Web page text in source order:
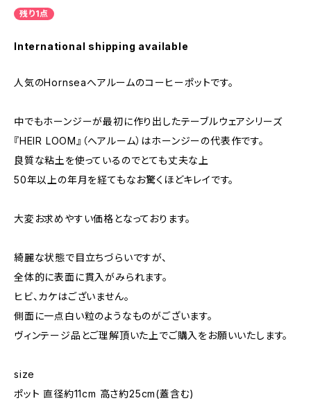
残り1点
International shipping available
人気のHornseaへアルームのコーヒーポットです。
中でもホーンジーが最初に作り出したテーブルウェアシリーズ
『HEIR LOOM』（へアルーム）はホーンジーの代表作です。
良質な粘土を使っているのでとても丈夫な上
50年以上の年月を経てもなお驚くほどキレイです。
大変お求めやすい価格となっております。
綺麗な状態で目立ちづらいですが、
全体的に表面に貫入がみられます。
ヒビ、カケはございません。
側面に一点白い粒のようなものがございます。
ヴィンテージ品とご理解頂いた上でご購入をお願いいたします。
size
ポット 直径約11cm 高さ約25cm(蓋含む)